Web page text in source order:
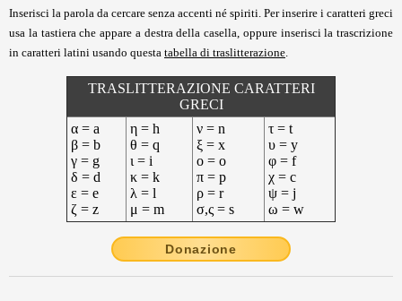
Inserisci la parola da cercare senza accenti né spiriti. Per inserire i caratteri greci
usa la tastiera che appare a destra della casella, oppure inserisci la trascrizione
in caratteri latini usando questa tabella di traslitterazione
TRASLITTERAZIONE CARATTERI
GRECI
α = a
β = b
γ = g
δ = d
ε = e
ζ = z
η = h
θ = q
ι = i
κ = k
λ = l
μ = m
ν = n
ξ = x
ο = o
π = p
ρ = r
σ,ς = s
τ = t
υ = y
φ = f
χ = c
ψ = j
ω = w
Donazione